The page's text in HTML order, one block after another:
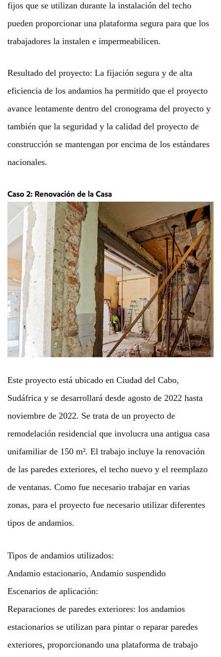
fijos que se utilizan durante la instalación del techo
pueden proporcionar una plataforma segura para que los
trabajadores la instalen e impermeabilicen.
Resultado del proyecto: La fijación segura y de alta
eficiencia de los andamios ha permitido que el proyecto
avance lentamente dentro del cronograma del proyecto y
también que la seguridad y la calidad del proyecto de
construcción se mantengan por encima de los estándares
nacionales.
Caso 2: Renovación de la Casa
Este proyecto está ubicado en Ciudad del Cabo,
Sudáfrica y se desarrollará desde agosto de 2022 hasta
noviembre de 2022. Se trata de un proyecto de
remodelación residencial que involucra una antigua casa
unifamiliar de 150 m². El trabajo incluye la renovación
de las paredes exteriores, el techo nuevo y el reemplazo
de ventanas. Como fue necesario trabajar en varias
zonas, para el proyecto fue necesario utilizar diferentes
tipos de andamios.
Tipos de andamios utilizados:
Andamio estacionario, Andamio suspendido
Escenarios de aplicación:
Reparaciones de paredes exteriores: los andamios
estacionarios se utilizan para pintar o reparar paredes
exteriores, proporcionando una plataforma de trabajo